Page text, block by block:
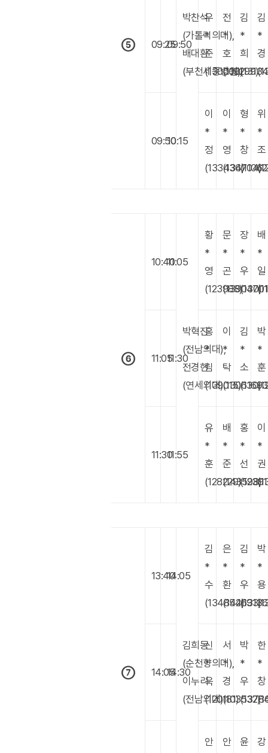
⑤
박찬석
(가톨릭의대),
배대환
(부천세종병원)
09:2509:50
우
*
준
(130000)
전
*
호
(119299)
김
*
희
김
*
경
09:5010:15
이
*
정
(133434)
이
*
영
(136704)
형
*
창
위
*
조
⑥
10:4011:05
박혁진
(전남의대),
전경현
(연세의대)
황
*
영
(123988)
문
*
곤
(139040)
장
*
우
배
*
일
11:0511:30
홍
*
림
(139015)
이
*
탁
(130630)
김
*
소
박
*
훈
11:3011:55
유
*
훈
(128229)
배
*
준
(143598)
홍
*
선
이
*
권
⑦
13:4014:05
김희동
(순천향의대),
이누리
(전남의대)
김
*
수
(134854)
은
*
환
(142693)
김
*
우
박
*
용
14:0514:30
신
*
욱
(120181)
서
*
경
(103532)
박
*
우
한
*
창
안
안
윤
강